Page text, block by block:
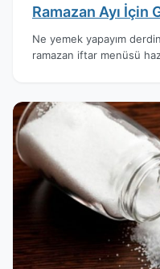
Ramazan Ayı İçin
Ne yemek yapayım
ramazan iftar menüsü